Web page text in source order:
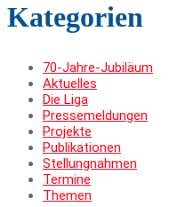
Kategorien
70-Jahre-Jubiläum
Aktuelles
Die Liga
Pressemeldungen
Projekte
Publikationen
Stellungnahmen
Termine
Themen